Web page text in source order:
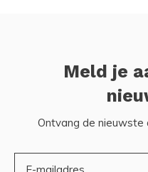
Meld je
Ontvang de nieuwste